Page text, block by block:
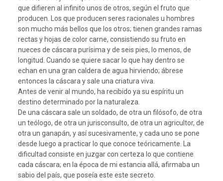
que difieren al infinito unos de otros, según el fruto que
producen. Los que producen seres racionales u hombres
son mucho más bellos que los otros; tienen grandes ramas
rectas y hojas de color carne, consistiendo su fruto en
nueces de cáscara purísima y de seis pies, lo menos, de
longitud. Cuando se quiere sacar lo que hay dentro se
echan en una gran caldera de agua hirviendo; ábrese
entonces la cáscara y sale una criatura viva.
Antes de venir al mundo, ha recibido ya su espíritu un
destino determinado por la naturaleza.
De una cáscara sale un soldado, de otra un filósofo, de otra
un teólogo, de otra un jurisconsulto, de otra un agricultor, de
otra un ganapán, y así sucesivamente, y cada uno se pone
desde luego a practicar lo que conoce teóricamente. La
dificultad consiste en juzgar con certeza lo que contiene
cada cáscara; en la época de mi estancia allá, afirmaba un
sabio del país, que poseía este este secreto.